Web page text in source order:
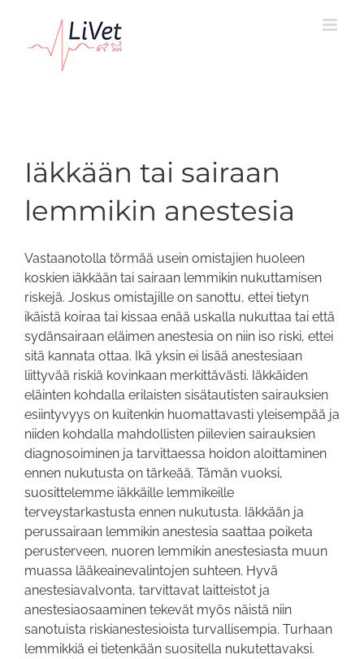
content
Iäkkään tai sairaan
lemmikin anestesia
Vastaanotolla törmää usein omistajien huoleen
koskien iäkkään tai sairaan lemmikin nukuttamisen
riskejä. Joskus omistajille on sanottu, ettei tietyn
ikäistä koiraa tai kissaa enää uskalla nukuttaa tai että
sydänsairaan eläimen anestesia on niin iso riski, ettei
sitä kannata ottaa. Ikä yksin ei lisää anestesiaan
liittyvää riskiä kovinkaan merkittävästi. Iäkkäiden
eläinten kohdalla erilaisten sisätautisten sairauksien
esiintyvyys on kuitenkin huomattavasti yleisempää ja
niiden kohdalla mahdollisten piilevien sairauksien
diagnosoiminen ja tarvittaessa hoidon aloittaminen
ennen nukutusta on tärkeää. Tämän vuoksi,
suosittelemme iäkkäille lemmikeille
terveystarkastusta ennen nukutusta. Iäkkään ja
perussairaan lemmikin anestesia saattaa poiketa
perusterveen, nuoren lemmikin anestesiasta muun
muassa lääkeainevalintojen suhteen. Hyvä
anestesiavalvonta, tarvittavat laitteistot ja
anestesiaosaaminen tekevät myös näistä niin
sanotuista riskianestesioista turvallisempia. Turhaan
lemmikkiä ei tietenkään suositella nukutettavaksi.